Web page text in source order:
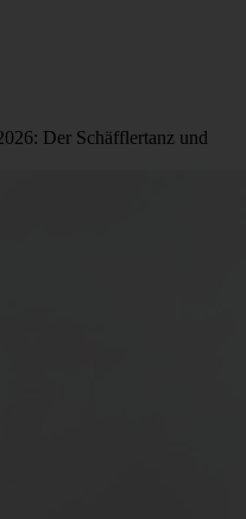
Der Schäfflertanz und